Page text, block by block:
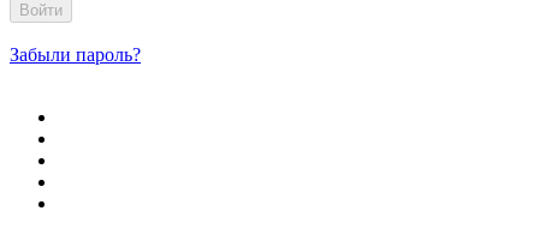
Войти
Забыли пароль?